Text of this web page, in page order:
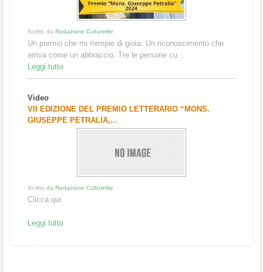
Scritto da Redazione Culturelite
Un premio che mi riempie di gioia. Un riconoscimento che
arriva come un abbraccio. Tre le persone cu...
Leggi tutto
Video
VII EDIZIONE DEL PREMIO LETTERARIO “MONS.
GIUSEPPE PETRALIA,...
Scritto da Redazione Culturelite
Clicca qui
Leggi tutto